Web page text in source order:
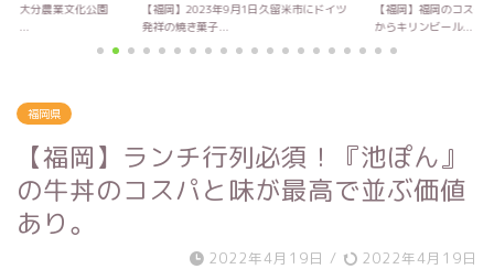
！大分農業文化公園
キ...
【福岡】2023年9月1日久留米市にドイツ
発祥の焼き菓子...
【福岡】福岡のコスモ
からキリンビール...
福岡県
【福岡】ランチ行列必須！『池ぽん』
の牛丼のコスパと味が最高で並ぶ価値
あり。
2022年4月19日 / 2022年4月19日